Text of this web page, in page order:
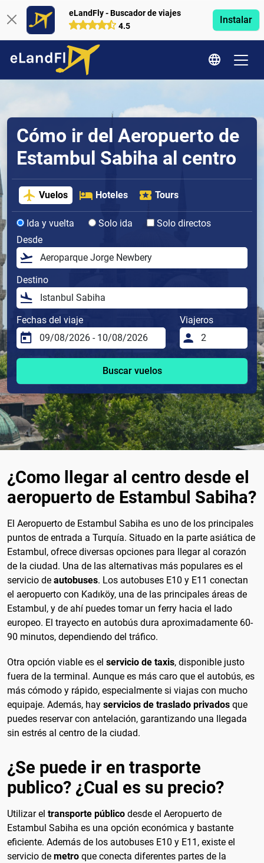
eLandFly - Buscador de viajes
4.5
Instalar
Cómo ir del Aeropuerto de
Estambul Sabiha al centro
Vuelos Hoteles Tours
Ida y vuelta Solo ida
Solo directos
Desde
Destino
Fechas del viaje Viajeros
Buscar vuelos
¿Como llegar al centro desde el
aeropuerto de Estambul Sabiha?
El Aeropuerto de Estambul Sabiha es uno de los principales
puntos de entrada a Turquía. Situado en la parte asiática de
Estambul, ofrece diversas opciones para llegar al corazón
de la ciudad. Una de las alternativas más populares es el
servicio de autobuses. Los autobuses E10 y E11 conectan
el aeropuerto con Kadıköy, una de las principales áreas de
Estambul, y de ahí puedes tomar un ferry hacia el lado
europeo. El trayecto en autobús dura aproximadamente 60-
90 minutos, dependiendo del tráfico.
Otra opción viable es el servicio de taxis, disponible justo
fuera de la terminal. Aunque es más caro que el autobús, es
más cómodo y rápido, especialmente si viajas con mucho
equipaje. Además, hay servicios de traslado privados que
puedes reservar con antelación, garantizando una llegada
sin estrés al centro de la ciudad.
¿Se puede ir en trasporte
publico? ¿Cual es su precio?
Utilizar el transporte público desde el Aeropuerto de
Estambul Sabiha es una opción económica y bastante
eficiente. Además de los autobuses E10 y E11, existe el
servicio de metro que conecta diferentes partes de la